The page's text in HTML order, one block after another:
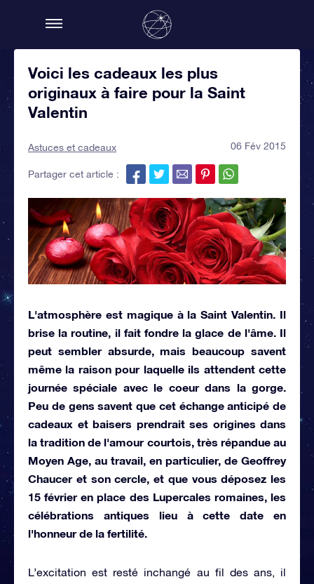
Voici les cadeaux les plus
originaux à faire pour la Saint
Valentin
Astuces et cadeaux 06 Fév 2015
Partager cet article :
L'atmosphère est magique à la Saint Valentin. Il
brise la routine, il fait fondre la glace de l'âme. Il
peut sembler absurde, mais beaucoup savent
même la raison pour laquelle ils attendent cette
journée spéciale avec le coeur dans la gorge.
Peu de gens savent que cet échange anticipé de
cadeaux et baisers prendrait ses origines dans
la tradition de l'amour courtois, très répandue au
Moyen Age, au travail, en particulier, de Geoffrey
Chaucer et son cercle, et que vous déposez les
15 février en place des Lupercales romaines, les
célébrations antiques lieu à cette date en
l'honneur de la fertilité.
L’excitation est resté inchangé au fil des ans, il